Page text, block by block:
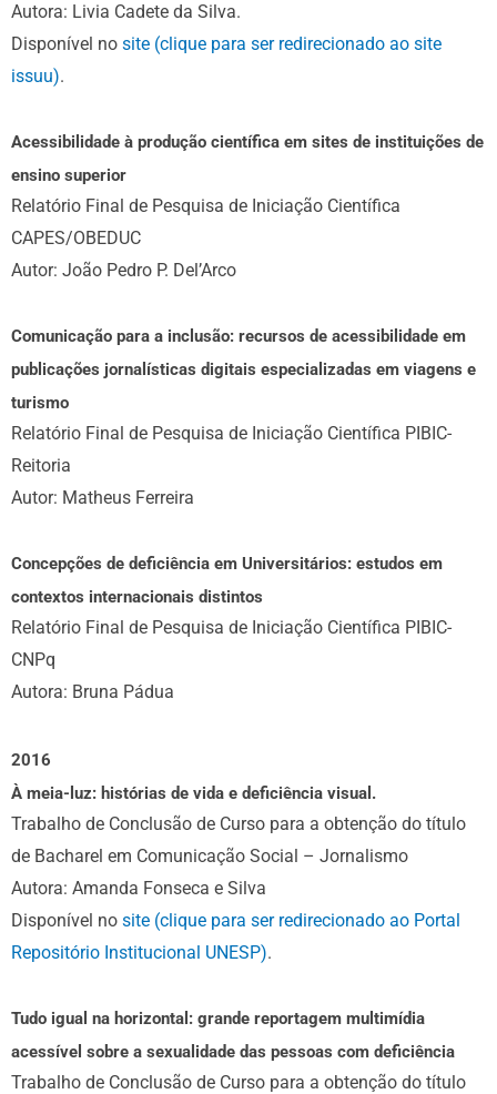
Autora: Livia Cadete da Silva.
Disponível no site (clique para ser redirecionado ao site
issuu).
Acessibilidade à produção científica em sites de instituições de
ensino superior
Relatório Final de Pesquisa de Iniciação Científica
CAPES/OBEDUC
Autor: João Pedro P. Del’Arco
Comunicação para a inclusão: recursos de acessibilidade em
publicações jornalísticas digitais especializadas em viagens e
turismo
Relatório Final de Pesquisa de Iniciação Científica PIBIC-
Reitoria
Autor: Matheus Ferreira
Concepções de deficiência em Universitários: estudos em
contextos internacionais distintos
Relatório Final de Pesquisa de Iniciação Científica PIBIC-
CNPq
Autora: Bruna Pádua
2016
À meia-luz: histórias de vida e deficiência visual.
Trabalho de Conclusão de Curso para a obtenção do título
de Bacharel em Comunicação Social – Jornalismo
Autora: Amanda Fonseca e Silva
Disponível no site (clique para ser redirecionado ao Portal
Repositório Institucional UNESP).
Tudo igual na horizontal: grande reportagem multimídia
acessível sobre a sexualidade das pessoas com deficiência
Trabalho de Conclusão de Curso para a obtenção do título